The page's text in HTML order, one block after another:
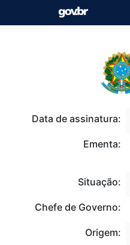
Data de assinatura:
Ementa:
Situação:
Chefe de Governo:
Origem: